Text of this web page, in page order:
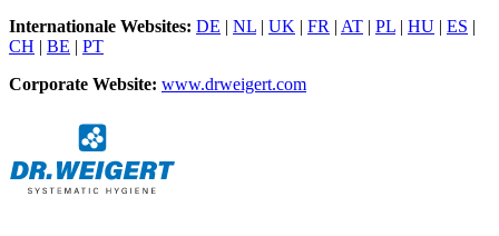
Internationale Websites: DE | NL | UK | FR | AT | PL | HU | ES |
CH | BE | PT
Corporate Website: www.drweigert.com